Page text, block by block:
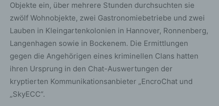
Objekte ein, über mehrere Stunden durchsuchten sie
zwölf Wohnobjekte, zwei Gastronomiebetriebe und zwei
Lauben in Kleingartenkolonien in Hannover, Ronnenberg,
Langenhagen sowie in Bockenem. Die Ermittlungen
gegen die Angehörigen eines kriminellen Clans hatten
ihren Ursprung in den Chat-Auswertungen der
kryptierten Kommunikationsanbieter „EncroChat und
„SkyECC“.